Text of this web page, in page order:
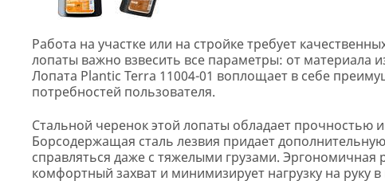
Работа на участке или на стройке требует
лопаты важно взвесить все параметры: от материала
Лопата Plantic Terra 11004-01 воплощает в себе
потребностей пользователя.
Стальной черенок этой лопаты обладает прочностью
Борсодержащая сталь лезвия придает
справляться даже с тяжелыми грузами. Эргономичная
комфортный захват и минимизирует нагрузку на руку